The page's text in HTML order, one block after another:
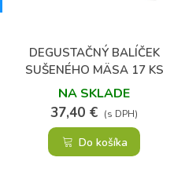
DEGUSTAČNÝ BALÍČEK
SUŠENÉHO MÄSA 17 KS
NA SKLADE
37,40 € (s DPH)
Do košíka